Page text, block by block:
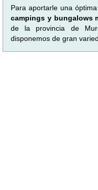
Para aportarle una
campings y bungalows
de la provincia de
disponemos de gran